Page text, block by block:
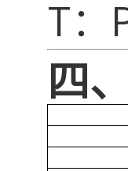
T：
四